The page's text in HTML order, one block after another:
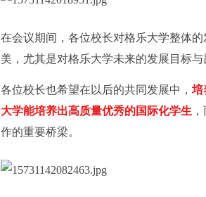
在会议期间，各位校长对格乐大学整体
美，尤其是对格乐大学未来的发展目标与
各位校长也希望在以后的共同发展中， 培
大学能培养出高质量优秀的国际化学生
作的重要桥梁。